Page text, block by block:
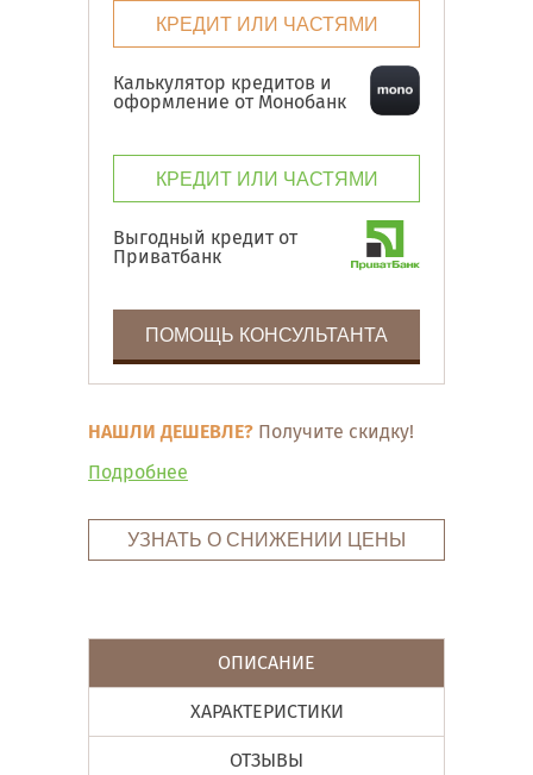
КРЕДИТ ИЛИ ЧАСТЯМИ
Калькулятор кредитов и
оформление от Монобанк
КРЕДИТ ИЛИ ЧАСТЯМИ
Выгодный кредит от
Приватбанк
ПОМОЩЬ КОНСУЛЬТАНТА
НАШЛИ ДЕШЕВЛЕ? Получите скидку!
Подробнее
УЗНАТЬ О СНИЖЕНИИ ЦЕНЫ
ОПИСАНИЕ
ХАРАКТЕРИСТИКИ
ОТЗЫВЫ